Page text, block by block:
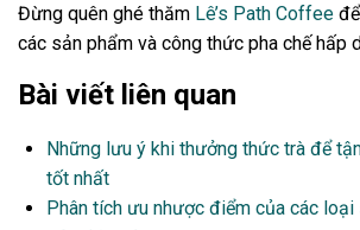
Đừng quên ghé thăm Lê’s Path Coffee
các sản phẩm và công thức pha chế hấp
Bài viết liên quan
Những lưu ý khi thưởng thức trà để
tốt nhất
Phân tích ưu nhược điểm của các